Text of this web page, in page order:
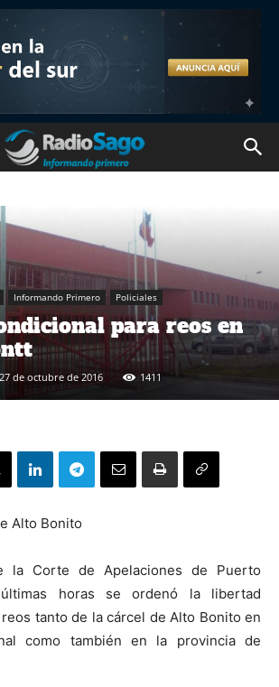
Informando Primero Policiales
para reos en
27 de octubre de 2016 1411
Alto Bonito
la Corte de Apelaciones de Puerto
horas se ordenó la libertad
tanto de la cárcel de Alto Bonito en
como también en la provincia de